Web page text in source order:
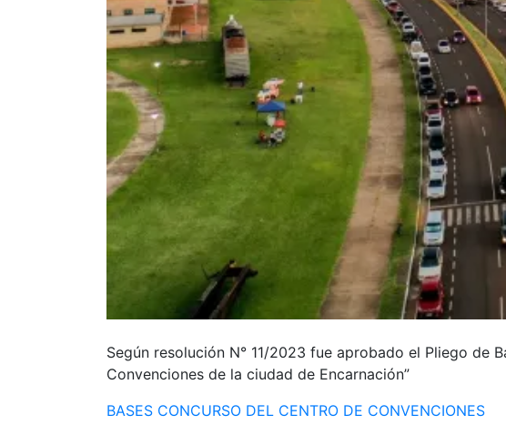
Según resolución N° 11/2023 fue aprobado el Pliego de
Convenciones de la ciudad de Encarnación”
BASES CONCURSO DEL CENTRO DE CONVENCIONES